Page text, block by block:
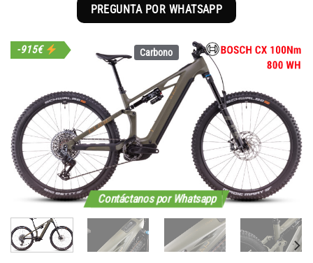
PREGUNTA POR WHATSAPP
Carbono
Contáctanos por Whatsapp
-915€